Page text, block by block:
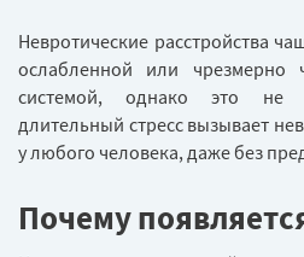
Невротические расстройства
ослабленной или чрезмерно
системой, однако это не
длительный стресс вызывает
у любого человека, даже без
Почему